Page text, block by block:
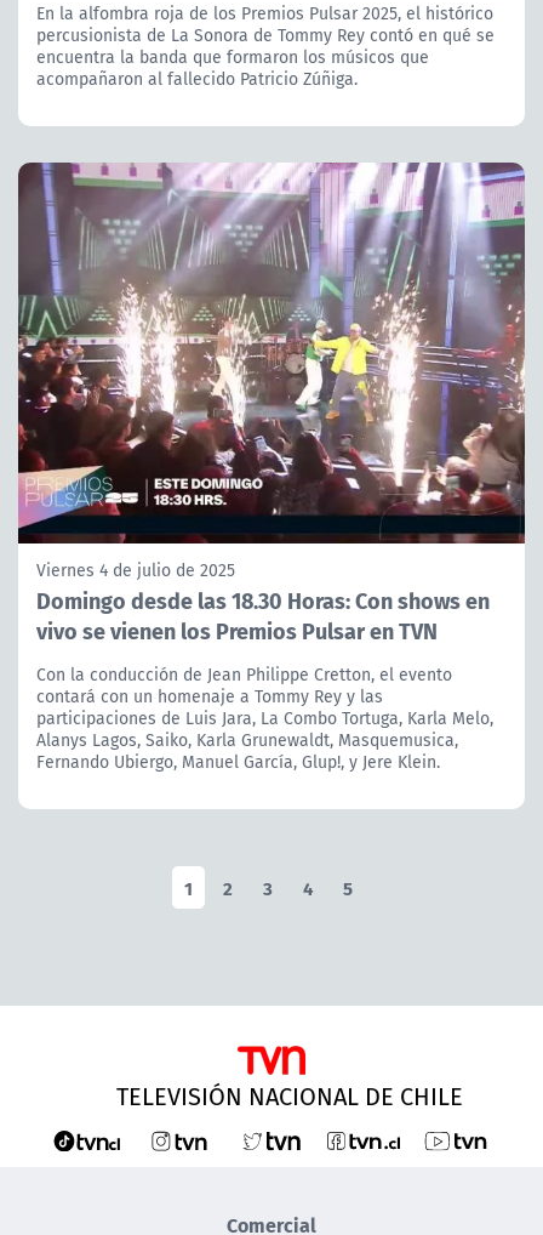
En la alfombra roja de los Premios Pulsar 2025, el histórico
percusionista de La Sonora de Tommy Rey contó en qué se
encuentra la banda que formaron los músicos que
acompañaron al fallecido Patricio Zúñiga.
Viernes 4 de julio de 2025
Domingo desde las 18.30 Horas: Con shows en
vivo se vienen los Premios Pulsar en TVN
Con la conducción de Jean Philippe Cretton, el evento
contará con un homenaje a Tommy Rey y las
participaciones de Luis Jara, La Combo Tortuga, Karla Melo,
Alanys Lagos, Saiko, Karla Grunewaldt, Masquemusica,
Fernando Ubiergo, Manuel García, Glup!, y Jere Klein.
1 2 3 4 5
TELEVISIÓN NACIONAL DE CHILE
Comercial